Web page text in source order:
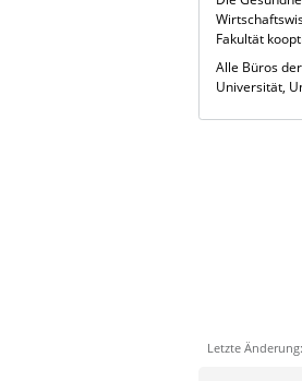
Fakultät
Alle Büros
Universität,
Letzte